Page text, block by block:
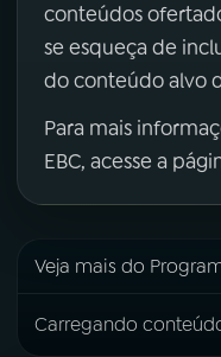
conteúdos
se esqueça de
do conteúdo alvo
Para mais
EBC, acesse a
Veja mais do
Carregando